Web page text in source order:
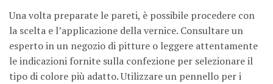
Una volta preparate le pareti, è possibile procedere con
la scelta e l’applicazione della vernice. Consultare un
esperto in un negozio di pitture o leggere attentamente
le indicazioni fornite sulla confezione per selezionare il
tipo di colore più adatto. Utilizzare un pennello per i